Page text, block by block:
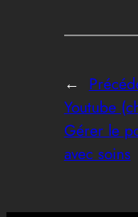
←
Youtube
Gérer le
avec soins